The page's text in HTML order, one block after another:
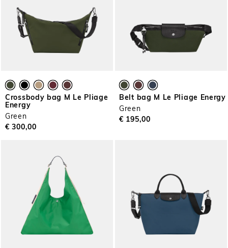
Crossbody bag M Le Pliage
Energy
Green
€ 300,00
Belt bag M Le Pliage Energy
Green
€ 195,00